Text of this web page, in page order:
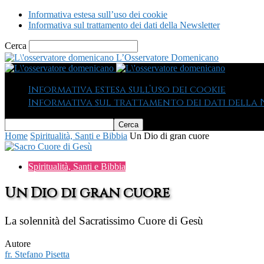
Informativa estesa sull’uso dei cookie
Informativa sul trattamento dei dati della Newsletter
Cerca
L’Osservatore Domenicano
Informativa estesa sull’uso dei cookie
Informativa sul trattamento dei dati della
Home Spiritualità, Santi e Bibbia Un Dio di gran cuore
Spiritualità, Santi e Bibbia
Un Dio di gran cuore
La solennità del Sacratissimo Cuore di Gesù
Autore
fr. Stefano Pisetta